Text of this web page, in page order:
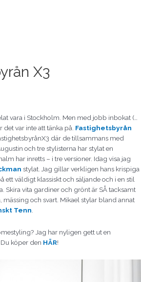
X3
vara i Stockholm. Men med jobb inbokat (…
det var inte att tänka på. Fastighetsbyrån
där de tillsammans med
och tre stylisterna har stylat en
har inretts – i tre versioner. Idag visa jag
stylat. Jag gillar verkligen hans krispiga
ett väldigt klassiskt och säljande och i en stil
Skira vita gardiner och grönt är SÅ tacksamt
mässing och svart. Mikael stylar bland annat
Tenn
Jag har nyligen gett ut en
köper den HÄR!